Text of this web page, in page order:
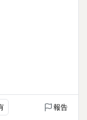
報告